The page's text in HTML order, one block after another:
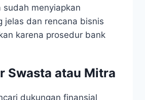
sudah menyiapkan
jelas dan rencana bisnis
karena prosedur bank
Swasta atau Mitra
dukungan finansial